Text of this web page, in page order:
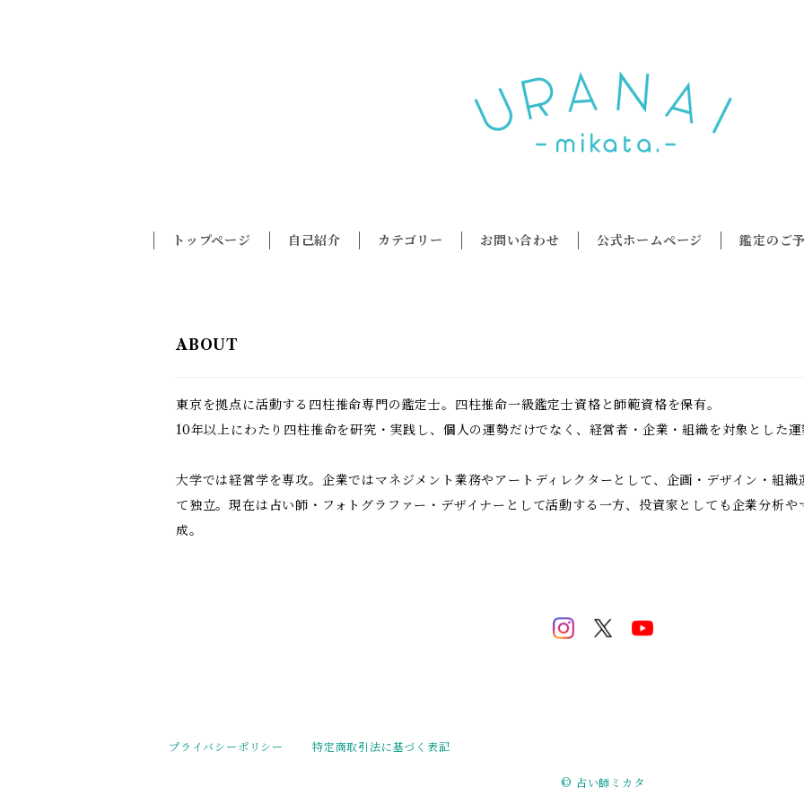
トップページ 自己紹介 カテゴリー お問い合わせ 公式ホームページ 鑑定のご
ABOUT
東京を拠点に活動する四柱推命専門の鑑定士。四柱推命一級鑑定士資格と師範資格を保有。
10年以上にわたり四柱推命を研究・実践し、個人の運勢だけでなく、経営者・企業・組織を対象とした
大学では経営学を専攻。企業ではマネジメント業務やアートディレクターとして、企画・デザイン・組
て独立。現在は占い師・フォトグラファー・デザイナーとして活動する一方、投資家としても企業分析
成。
プライバシーポリシー 特定商取引法に基づく表記
© 占い師ミカタ